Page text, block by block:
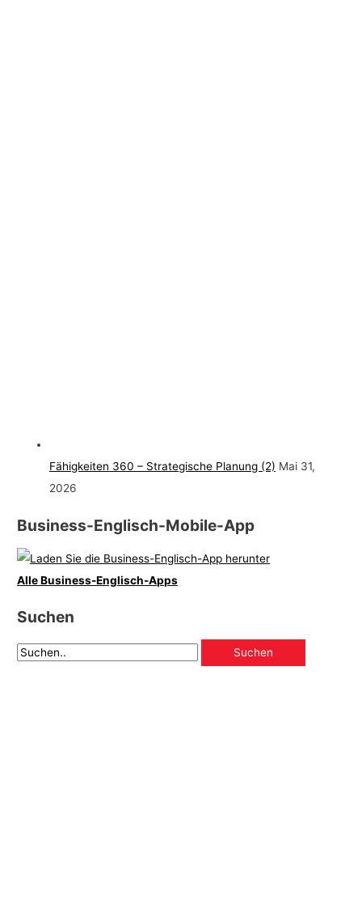
Fähigkeiten 360 – Strategische Planung (2) Mai 31,
2026
Business-Englisch-Mobile-App
Alle Business-Englisch-Apps
Suchen